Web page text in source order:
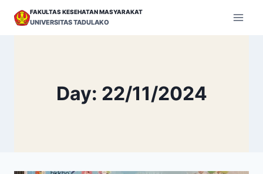
FAKULTAS KESEHATAN MASYARAKAT
UNIVERSITAS TADULAKO
Day: 22/11/2024